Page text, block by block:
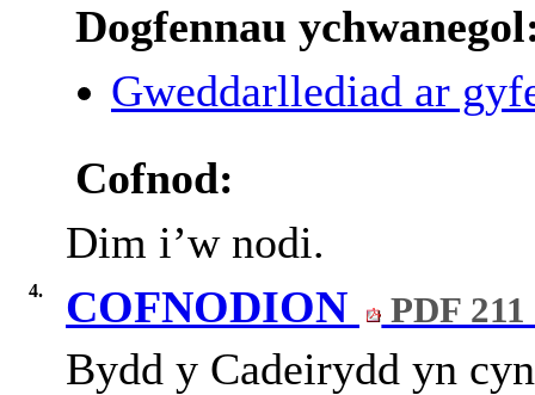
Dogfennau
Gweddarllediad ar
Cofnod:
Dim i’wnodi.
4. COFNODION PDF
Bydd y Cadeirydd yn